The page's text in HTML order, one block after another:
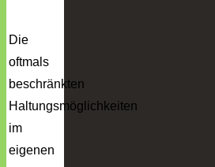
Die
oftmals
beschränkten
Haltungsmöglichkeiten
im
eigenen